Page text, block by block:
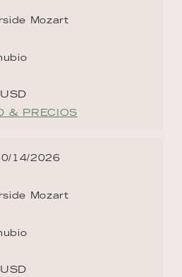
Mozart
& PRECIOS
14/2026
Mozart